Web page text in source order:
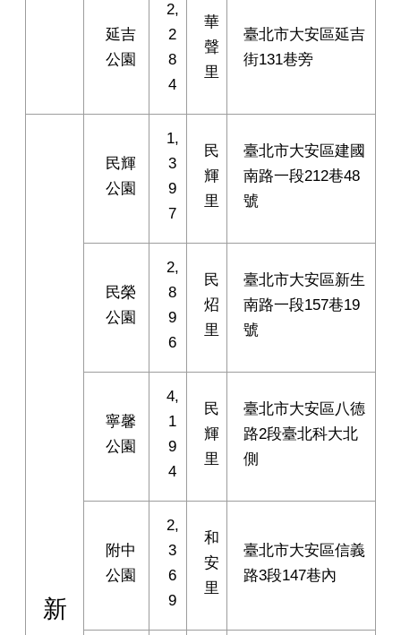
延吉
公園
2,
2
8
4
華
聲
里
臺北市大安區延吉
街131巷旁
新
民輝
公園
1,
3
9
7
民
輝
里
臺北市大安區建國
南路一段212巷48
號
民榮
公園
2,
8
9
6
民
炤
里
臺北市大安區新生
南路一段157巷19
號
寧馨
公園
4,
1
9
4
民
輝
里
臺北市大安區八德
路2段臺北科大北
側
附中
公園
2,
3
6
9
和
安
里
臺北市大安區信義
路3段147巷內